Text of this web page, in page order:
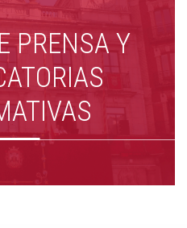
PRENSA Y